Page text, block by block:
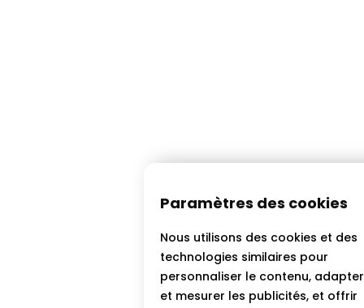
Paramètres des cookies
Nous utilisons des cookies et des
technologies similaires pour
personnaliser le contenu, adapter
et mesurer les publicités, et offrir